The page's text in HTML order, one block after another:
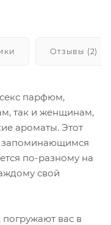
Отзывы (2)
парфюм,
так и женщинам,
ароматы. Этот
запоминающимся
по-разному на
свой
вас в